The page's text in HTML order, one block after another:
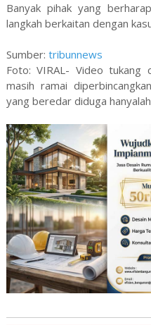
Banyak pihak yang
langkah berkaitan dengan
Sumber: tribunnews
Foto: VIRAL- Video tukang
masih ramai
yang beredar diduga